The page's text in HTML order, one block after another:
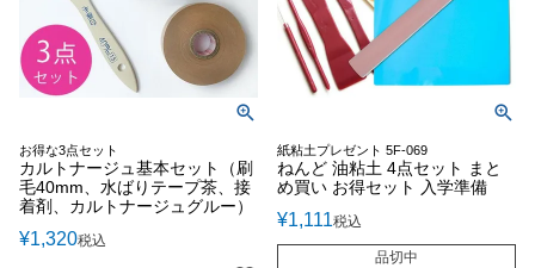
お得な3点セット
カルトナージュ基本セット（刷
毛40mm、水ばりテープ茶、接
着剤、カルトナージュグルー）
¥1,320税込
紙粘土プレゼント 5F-069
ねんど 油粘土 4点セット まと
め買い お得セット 入学準備
¥1,111税込
品切中